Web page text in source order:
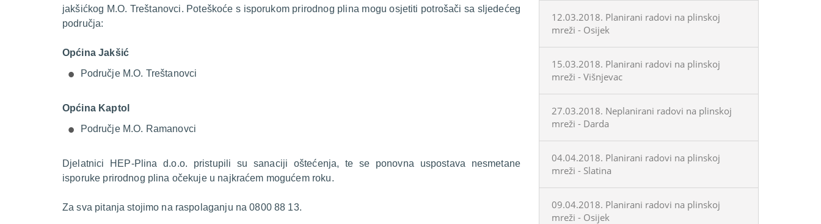
jakšićkog M.O. Treštanovci. Poteškoće s isporukom prirodnog plina mogu osjetiti potrošači sa sljedećeg
područja:
Općina Jakšić
Područje M.O. Treštanovci
Općina Kaptol
Područje M.O. Ramanovci
Djelatnici HEP-Plina d.o.o. pristupili su sanaciji oštećenja, te se ponovna uspostava nesmetane
isporuke prirodnog plina očekuje u najkraćem mogućem roku.
Za sva pitanja stojimo na raspolaganju na 0800 88 13.
12.03.2018. Planirani radovi na plinskoj
mreži - Osijek
15.03.2018. Planirani radovi na plinskoj
mreži - Višnjevac
27.03.2018. Neplanirani radovi na plinskoj
mreži - Darda
04.04.2018. Planirani radovi na plinskoj
mreži - Slatina
09.04.2018. Planirani radovi na plinskoj
mreži - Osijek